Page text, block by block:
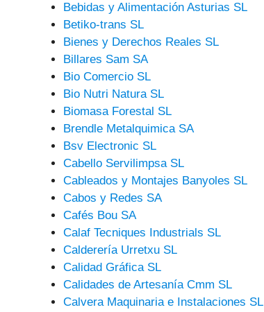
Bebidas y Alimentación Asturias SL
Betiko-trans SL
Bienes y Derechos Reales SL
Billares Sam SA
Bio Comercio SL
Bio Nutri Natura SL
Biomasa Forestal SL
Brendle Metalquimica SA
Bsv Electronic SL
Cabello Servilimpsa SL
Cableados y Montajes Banyoles SL
Cabos y Redes SA
Cafés Bou SA
Calaf Tecniques Industrials SL
Calderería Urretxu SL
Calidad Gráfica SL
Calidades de Artesanía Cmm SL
Calvera Maquinaria e Instalaciones SL